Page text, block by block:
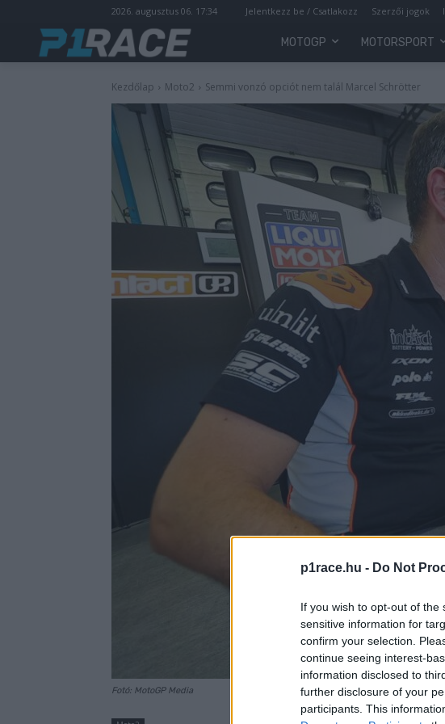
p1race.hu - Do Not
If you wish to opt-out of
sensitive information for
confirm your selection.
continue seeing interest-
information disclosed to
further disclosure of your
participants. This
2026. augusztus 06. 17:34 Jelentkezz be / Csatlakozz Szerzői jogok
MOTOGP MOTORSPORT
Kezdőlap Moto2 Semmi vonzó opciót nem talál Marcel Schrötter
Fotó: MotoGP Media